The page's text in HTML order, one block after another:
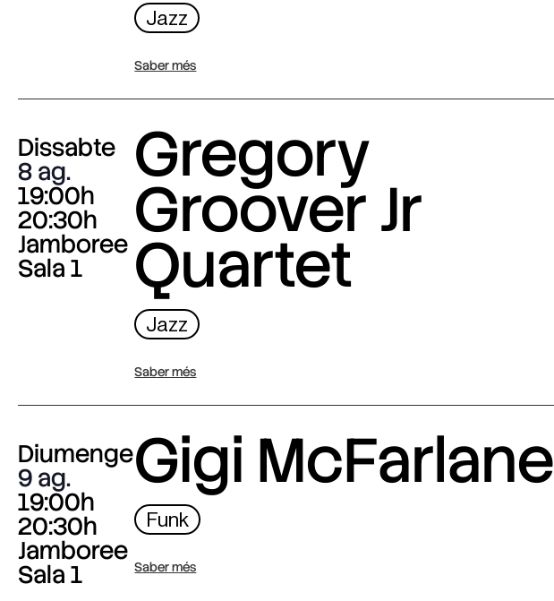
Jazz
Saber més
Dissabte
8 ag.
19:00h
20:30h
Jamboree
Sala 1
Gregory
Groover Jr
Quartet
Jazz
Saber més
Diumenge
9 ag.
19:00h
20:30h
Jamboree
Sala 1
Gigi McFarlane
Funk
Saber més